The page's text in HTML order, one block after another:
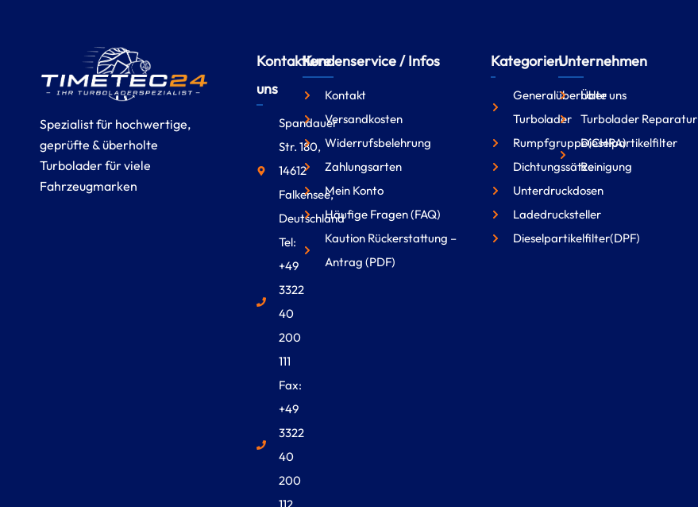
Spezialist für hochwertige,
geprüfte & überholte
Turbolader für viele
Fahrzeugmarken
Kontaktiere
uns
Spandauer
Str. 180,
14612
Falkensee,
Deutschland
Tel:
+49
3322
40
200
111
Fax:
+49
3322
40
200
Kundenservice / Infos
Kontakt
Versandkosten
Widerrufsbelehrung
Zahlungsarten
Mein Konto
Häufige Fragen (FAQ)
Kaution Rückerstattung –
Antrag (PDF)
Kategorien
Generalüberholte
Turbolader
Rumpfgruppe(CHRA)
Dichtungssätze
Unterdruckdosen
Ladedrucksteller
Dieselpartikelfilter(DPF)
Unternehmen
Über uns
Turbolader Reparatur
Dieselpartikelfilter
Reinigung